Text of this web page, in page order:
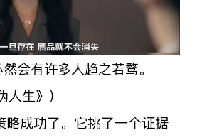
会有许多人趋之若鹜。
人生》）
略成功了。它挑了一个证据